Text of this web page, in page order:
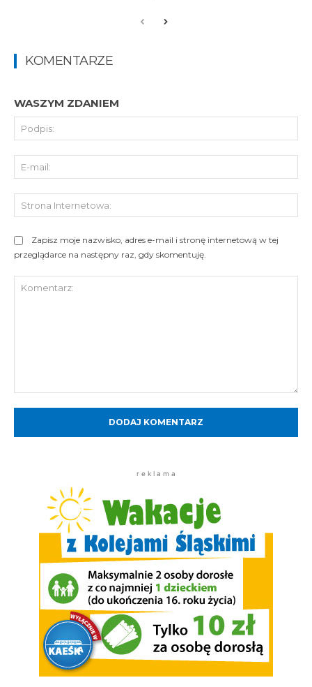
KOMENTARZE
WASZYM ZDANIEM
Zapisz moje nazwisko, adres e-mail i stronę internetową w tej
przeglądarce na następny raz, gdy skomentuję.
r e k l a m a